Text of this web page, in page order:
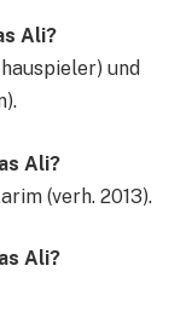
Ali?
und
Ali?
(verh. 2013).
s Ali?